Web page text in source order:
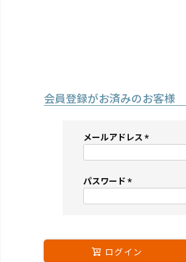
会員登録がお済みのお客様
メールアドレス
須)
パスワード
須)
ログイン